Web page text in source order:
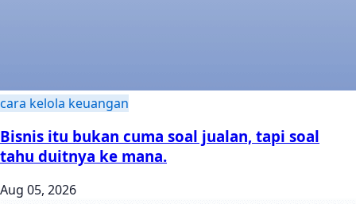
cara kelola keuangan
Bisnis itu bukan cuma soal jualan, tapi soal
tahu duitnya ke mana.
Aug 05, 2026